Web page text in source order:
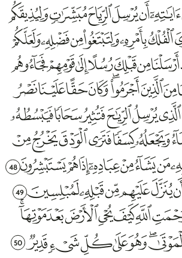
48
49
50